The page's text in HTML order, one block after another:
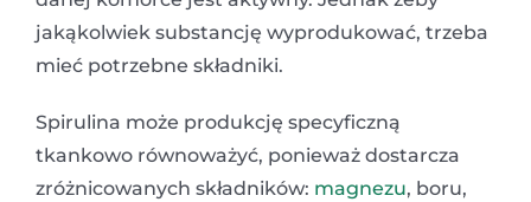
jakąkolwiek substancję wyprodukować, trzeba
mieć potrzebne składniki.
Spirulina może produkcję specyficzną
tkankowo równoważyć, ponieważ dostarcza
zróżnicowanych składników: magnezu, boru,